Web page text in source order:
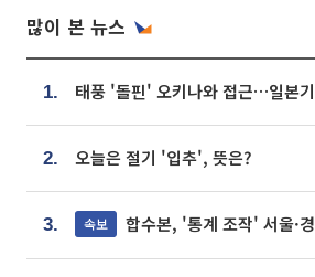
많이 본 뉴스
1.
2. 오늘은 절기 '입추', 뜻은?
3. 속보 합수본, '통계 조작' 서울·경기·충북 선